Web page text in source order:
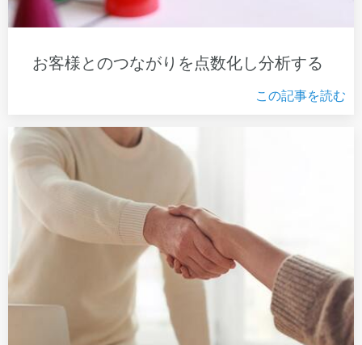
お客様とのつながりを点数化し分析する
この記事を読む